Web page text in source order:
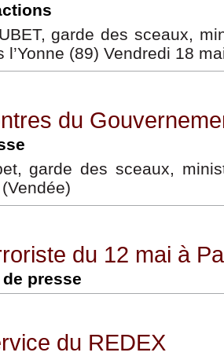
garde des sceaux,
l’Yonne (89) Vendredi 18
du
garde des sceaux,
du 12 mai à
presse
du REDEX